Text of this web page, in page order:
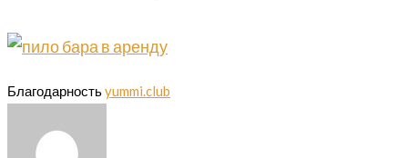
Благодарностьyummi.club